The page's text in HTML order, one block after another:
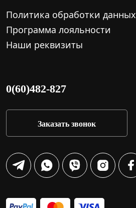
Политика обработки данных
Программа лояльности
Наши реквизиты
0(60)482-827
Заказать звонок